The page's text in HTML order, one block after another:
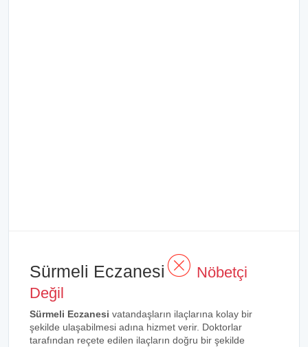
Sürmeli Eczanesi
Nöbetçi
Değil
Sürmeli Eczanesi vatandaşların ilaçlarına kolay bir
şekilde ulaşabilmesi adına hizmet verir. Doktorlar
tarafından reçete edilen ilaçların doğru bir şekilde